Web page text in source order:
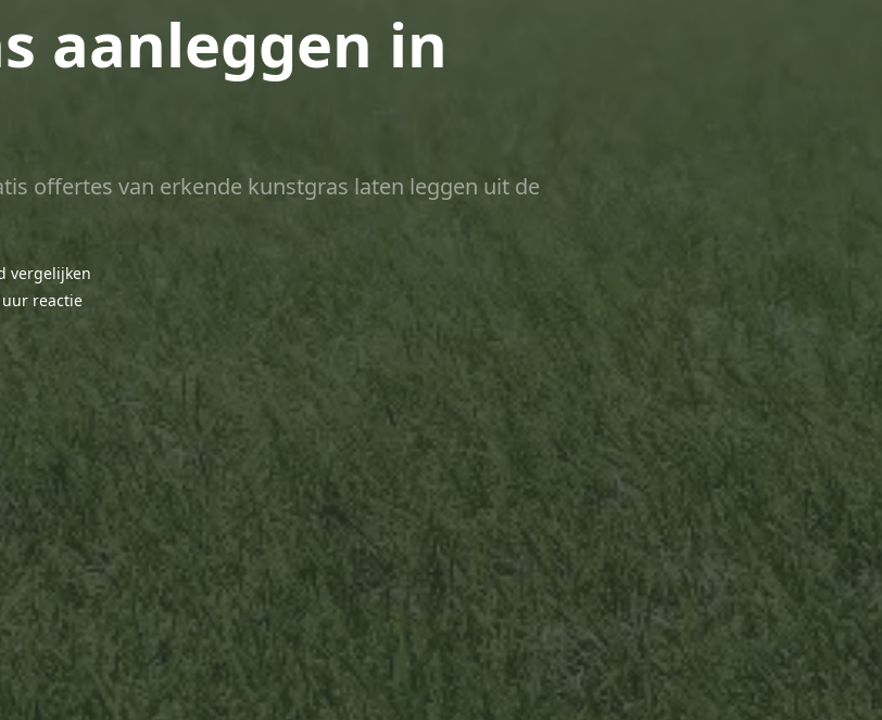
aanleggen in
offertes van erkende kunstgras laten leggen uit de
vergelijken
reactie